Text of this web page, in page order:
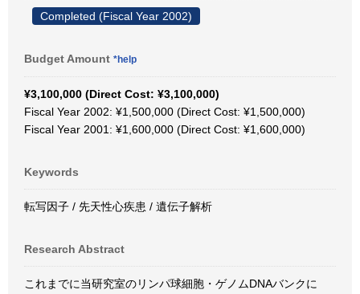
Completed (Fiscal Year 2002)
Budget Amount *help
¥3,100,000 (Direct Cost: ¥3,100,000)
Fiscal Year 2002: ¥1,500,000 (Direct Cost: ¥1,500,000)
Fiscal Year 2001: ¥1,600,000 (Direct Cost: ¥1,600,000)
Keywords
転写因子 / 先天性心疾患 / 遺伝子解析
Research Abstract
これまでに当研究室のリンパ球細胞・ゲノムDNAバンクに